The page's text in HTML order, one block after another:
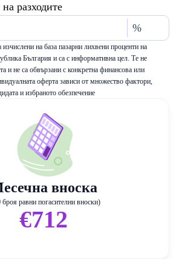
разходите
%
изчислени на база пазарни лихвени проценти на
България и са с информативна цел. Те не
и не са обвързани с конкретна финансова или
оферта зависи от множество фактори,
и избраното обезпечение
вноска
броя равни погасителни вноски)
€712